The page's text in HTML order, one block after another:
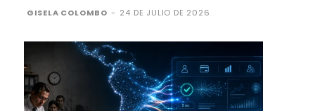
GISELA COLOMBO - 24 DE JULIO DE 2026